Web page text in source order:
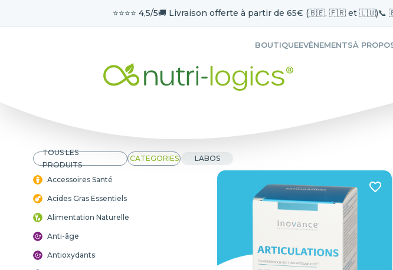
⭐️⭐️⭐️⭐️ 4,5/5🚚 Livraison offerte à partir de 65€ (🇧🇪, 🇫🇷 et 🇱🇺)📞
BOUTIQUEEVÈNEMENTSÀ
TOUS LES
PRODUITS
CATEGORIES LABOS
Accessoires Santé
Acides Gras Essentiels
Alimentation Naturelle
Anti-âge
Antioxydants